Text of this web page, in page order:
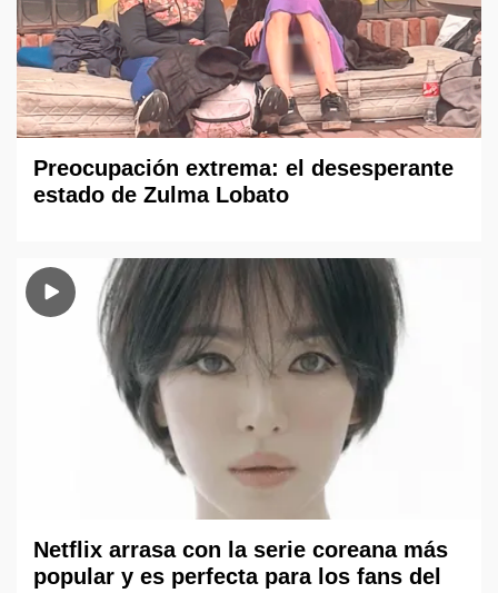
Preocupación extrema: el desesperante
estado de Zulma Lobato
Netflix arrasa con la serie coreana más
popular y es perfecta para los fans del